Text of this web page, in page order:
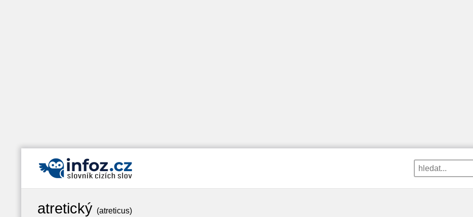
atretický (atreticus)